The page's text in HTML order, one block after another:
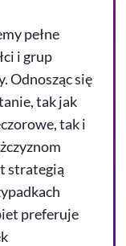
pełne
i grup
Odnosząc się
tak jak
tak i
strategią
preferuje